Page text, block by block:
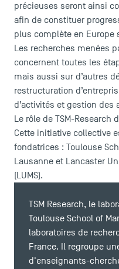
précieuses seront ainsi
afin de constituer
plus complète en
Les recherches menées
concernent toutes les
mais aussi sur d’autres
restructuration
d’activités et gestion des
Le rôle de TSM-Research
Cette initiative collective
fondatrices : Toulouse
Lausanne et Lancaster
(LUMS).
TSM Research, le
Toulouse School of
laboratoires de
France. Il regroupe
d'enseignants-